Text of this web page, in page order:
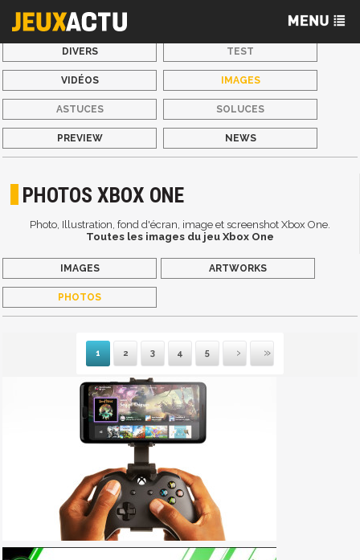
DIVERS TEST
VIDÉOS IMAGES
ASTUCES SOLUCES
PREVIEW NEWS
PHOTOS XBOX ONE
Photo, Illustration, fond d'écran, image et screenshot Xbox One.
Toutes les images du jeu Xbox One
IMAGES ARTWORKS
PHOTOS
1 2 3 4 5
Suivante
Dernière